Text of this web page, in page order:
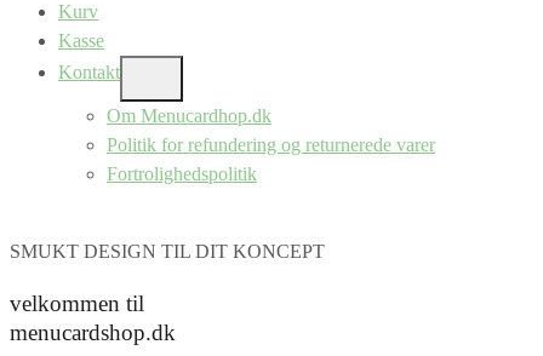
Kurv
Kasse
Kontakt
SUB
MENU
Om Menucardhop.dk
Politik for refundering og returnerede varer
Fortrolighedspolitik
SMUKT DESIGN TIL DIT KONCEPT
velkommen til
menucardshop.dk